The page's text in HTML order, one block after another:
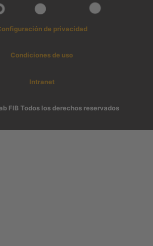
de privacidad
Condiciones de uso
Intranet
FIB Todos los derechos reservados